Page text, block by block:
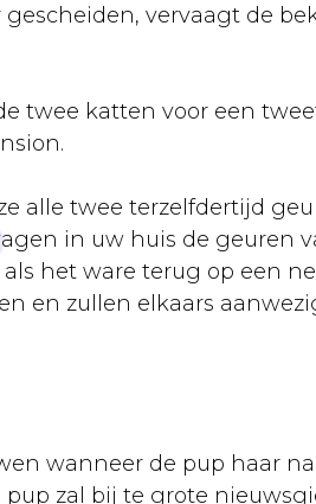
vervaagt de
twee katten voor een
alle twee terzelfdertijd
in uw huis de geuren
het ware terug op een
en zullen elkaars
wanneer de pup haar
pup zal bij te grote